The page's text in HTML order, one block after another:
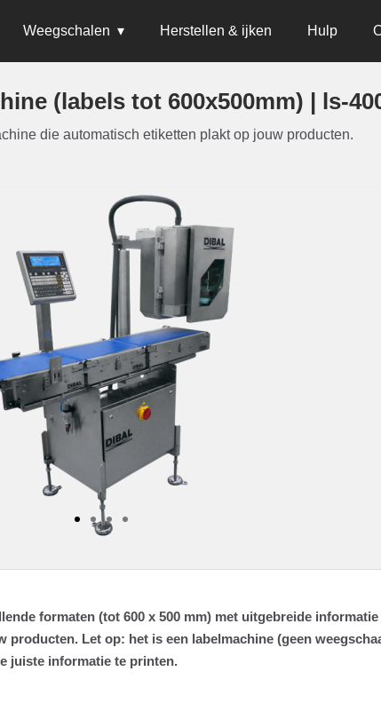
Weegschalen Herstellen & ijken Hulp
(labels tot 600x500mm) | ls-
die automatisch etiketten plakt op jouw producten.
formaten (tot 600 x 500 mm) met uitgebreide
Let op: het is een labelmachine (geen
juiste informatie te printen.